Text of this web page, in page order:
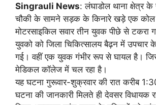
Singrauli News: लंघाडोल थाना क्षेत्र
चौकी के सामने सड़क के किनारे खड़े एक कोल
मोटरसाइकिल सवार तीन युवक पीछे से टकरा
युवको को जिला चिकित्सालय बैढ़न में उपचार के
गई। वहीं एक युवक गंभीर रूप से घायल है।
मेडिकल कॉलेज में चल रहा है।
यह घटना गुरूवार-शुक्रवार की रात करीब
घटना की जानकारी मिलते ही देवसर विधायक